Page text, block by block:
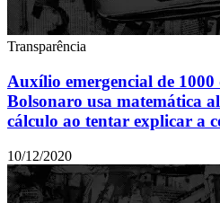
Transparência
Auxílio emergencial de
Bolsonaro usa matemática
cálculo ao tentar explicar a
10/12/2020